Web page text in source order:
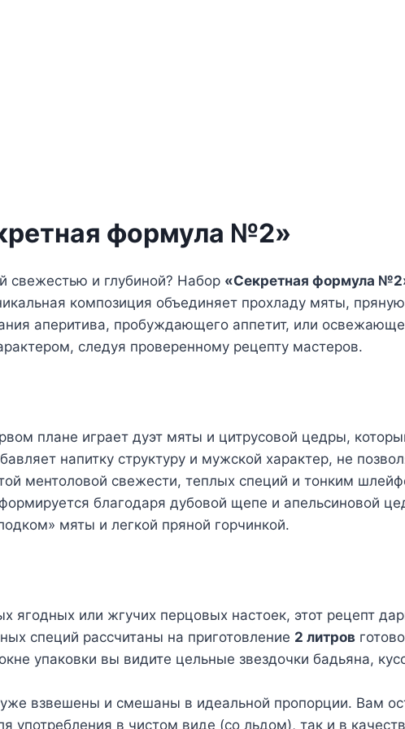
формула №2»
свежестью и глубиной? Набор «Секретная формула
композиция объединяет прохладу мяты,
аперитива, пробуждающего аппетит, или
следуя проверенному рецепту мастеров.
плане играет дуэт мяты и цитрусовой цедры,
напитку структуру и мужской характер, не
ментоловой свежести, теплых специй и тонким
благодаря дубовой щепе и апельсиновой
мяты и легкой пряной горчинкой.
ягодных или жгучих перцовых настоек, этот рецепт
специй рассчитаны на приготовление 2 литров
упаковки вы видите цельные звездочки бадьяна,
взвешены и смешаны в идеальной пропорции. Вам
употребления в чистом виде (со льдом), так и в